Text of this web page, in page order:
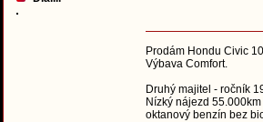
Prodám Hondu Civic
Výbava Comfort.
Druhý majitel - ročník
Nízký nájezd
oktanový benzín bez